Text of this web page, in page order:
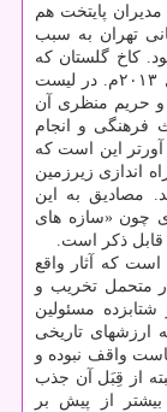
پایتخت هم
تهران به سبب
كاخ گلستان كه
در محدوده ارگ تاریخی تهران قرار دارد در سال ۲۰۱۳م. در لیست
و حریم منظری آن
فرهنگی و انجام
این است كه
اندازی زیرزمین
مصادیق به این
چون «سازه های
ذكر است.
كه آثار واقع
متحمل تخریب و
مسئولین
ارزشهای تاریخی
واقف نبوده و
از قِبَل آن جذب
از پیش بر